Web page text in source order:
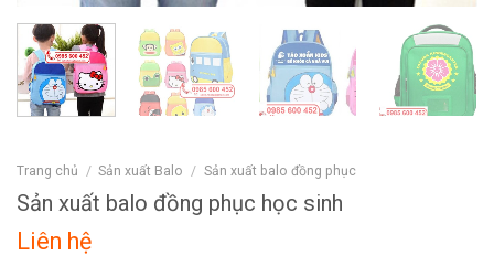
Trang chủ / Sản xuất Balo / Sản xuất balo đồng phục
Sản xuất balo đồng phục học sinh
Liên hệ